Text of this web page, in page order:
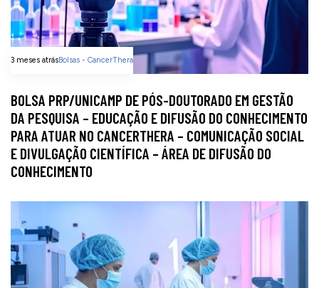
3 meses atrásBolsas - CancerThera
BOLSA PRP/UNICAMP DE PÓS-DOUTORADO EM GESTÃO
DA PESQUISA – EDUCAÇÃO E DIFUSÃO DO CONHECIMENTO
PARA ATUAR NO CANCERTHERA – COMUNICAÇÃO SOCIAL
E DIVULGAÇÃO CIENTÍFICA – ÁREA DE DIFUSÃO DO
CONHECIMENTO